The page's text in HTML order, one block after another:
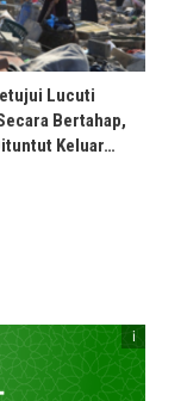
Lucuti
Bertahap,
Keluar…